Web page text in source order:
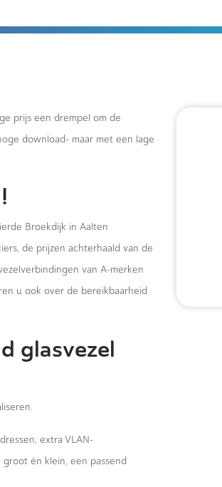
prijs een drempel om de
download- maar met een lage
Broekdijk in Aalten
de prijzen achterhaald van de
van A-merken
u ook over de bereikbaarheid
glasvezel
extra VLAN-
én klein, een passend